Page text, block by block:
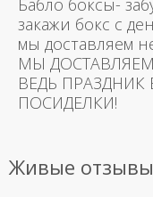
Бабло боксы-
закажи бокс с
мы доставляем
МЫ
ВЕДЬ
ПОСИДЕЛКИ!
Живые отзывы